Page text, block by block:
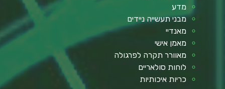
מדע
מבני תעשייה ניידים
מאנדיי
מאמן אישי
מאוורר תקרה לפרגולה
לוחות סולאריים
כריות איכותיות